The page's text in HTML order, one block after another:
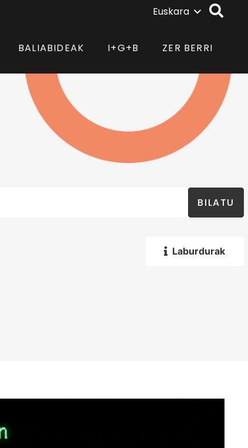
Euskara
BALIABIDEAK I+G+B ZER BERRI
BILATU
Laburdurak